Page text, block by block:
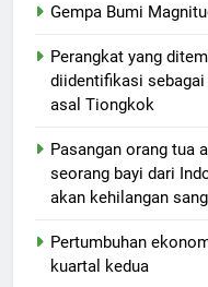
Gempa Bumi
Perangkat yang
diidentifikasi
asal Tiongkok
Pasangan orang tua
seorang bayi dari
akan kehilangan
Pertumbuhan
kuartal kedua